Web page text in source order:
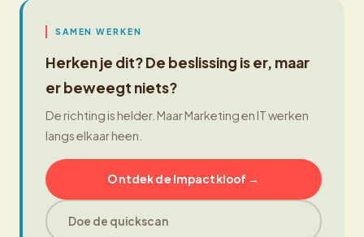
SAMEN WERKEN
Herken je dit? De beslissing is er, maar
er beweegt niets?
De richting is helder. Maar Marketing en IT werken
langs elkaar heen.
Ontdek de Impactkloof →
Doe de quickscan